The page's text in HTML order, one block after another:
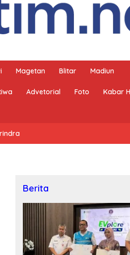
Magetan Blitar Madiun
Advetorial Foto Kabar
Berita